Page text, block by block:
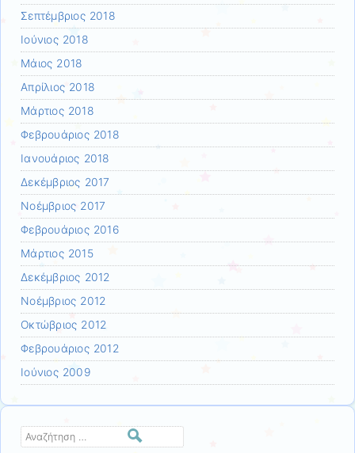
Σεπτέμβριος 2018
Ιούνιος 2018
Μάιος 2018
Απρίλιος 2018
Μάρτιος 2018
Φεβρουάριος 2018
Ιανουάριος 2018
Δεκέμβριος 2017
Νοέμβριος 2017
Φεβρουάριος 2016
Μάρτιος 2015
Δεκέμβριος 2012
Νοέμβριος 2012
Οκτώβριος 2012
Φεβρουάριος 2012
Ιούνιος 2009
Αναζήτηση